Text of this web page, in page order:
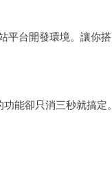
平台開發環境。讓你
功能卻只消三秒就搞定